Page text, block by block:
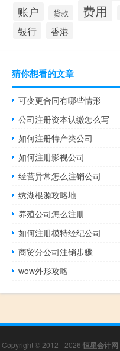
账户 贷款 费用
银行 香港
猜你想看的文章
可变更合同有哪些情形
公司注册资本认缴怎么写
如何注册特产类公司
如何注册影视公司
经营异常怎么注销公司
绣湖根源攻略地
养殖公司怎么注册
如何注册模特经纪公司
商贸分公司注销步骤
wow外形攻略
Copyright © 2012 - 2026 恒星会计网